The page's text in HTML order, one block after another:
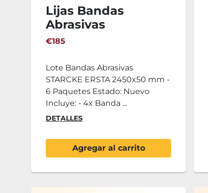
Lijas Bandas
Abrasivas
2450x50mm
60ud.
€185
Lote Bandas Abrasivas
STARCKE ERSTA 2450x50 mm -
6 Paquetes Estado: Nuevo
Incluye: - 4x Banda ...
DETALLES
Agregar al carrito